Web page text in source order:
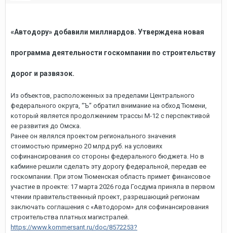
«Автодору» добавили миллиардов. Утверждена новая
программа деятельности госкомпании по строительству
дорог и развязок.
Из объектов, расположенных за пределами Центрального
федерального округа, “Ъ” обратил внимание на обход Тюмени,
который является продолжением трассы М-12 с перспективой
ее развития до Омска.
Ранее он являлся проектом регионального значения
стоимостью примерно 20 млрд руб. на условиях
софинансирования со стороны федерального бюджета. Но в
кабмине решили сделать эту дорогу федеральной, передав ее
госкомпании. При этом Тюменская область примет финансовое
участие в проекте: 17 марта 2026 года Госдума приняла в первом
чтении правительственный проект, разрешающий регионам
заключать соглашения с «Автодором» для софинансирования
строительства платных магистралей.
https://www.kommersant.ru/doc/8572253?